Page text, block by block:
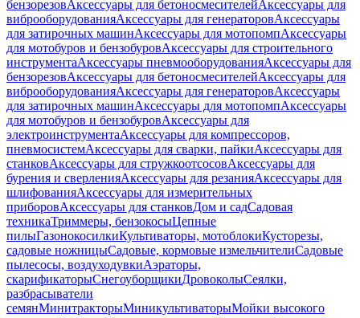
бензорезовАксессуары для бетоносмесителейАксессуары для
виброоборудованияАксессуары для генераторовАксессуары
для затирочных машинАксессуары для мотопомпАксессуары
для мотобуров и бензобуровАксессуары для строительного
инструментаАксессуары пневмооборудованияАксессуары для
бензорезовАксессуары для бетоносмесителейАксессуары для
виброоборудованияАксессуары для генераторовАксессуары
для затирочных машинАксессуары для мотопомпАксессуары
для мотобуров и бензобуровАксессуары для
электроинструментаАксессуары для компрессоров,
пневмосистемАксессуары для сварки, пайкиАксессуары для
станковАксессуары для стружкоотсосовАксессуары для
бурения и сверленияАксессуары для резанияАксессуары для
шлифованияАксессуары для измерительных
приборовАксессуары для станковДом и садСадовая
техникаТриммеры, бензокосыЦепные
пилыГазонокосилкиКультиваторы, мотоблокиКусторезы,
садовые ножницыСадовые, кормовые измельчителиСадовые
пылесосы, воздуходувкиАэраторы,
скарификаторыСнегоуборщикиДровоколыСеялки,
разбрасыватели
семянМинитракторыМиникультиваторыМойки высокого